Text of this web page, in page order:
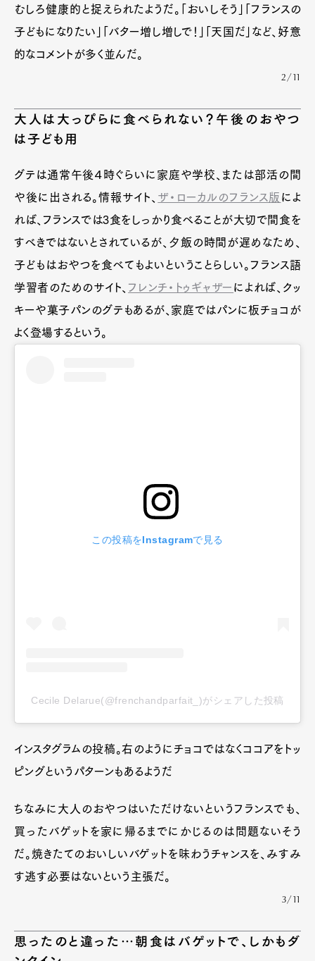
むしろ健康的と捉えられたようだ。「おいしそう」「フランスの
子どもになりたい」「バター増し増しで！」「天国だ」など、好意
的なコメントが多く並んだ。
2/11
大人は大っぴらに食べられない？午後のおやつ
は子ども用
グテは通常午後４時ぐらいに家庭や学校、または部活の間
や後に出される。情報サイト、 ザ・ローカルのフランス版 によ
れば、フランスでは3食をしっかり食べることが大切で間食を
すべきではないとされているが、夕飯の時間が遅めなため、
子どもはおやつを食べてもよいということらしい。フランス語
学習者のためのサイト、 フレンチ・トゥギャザー によれば、クッ
キーや菓子パンのグテもあるが、家庭ではパンに板チョコが
よく登場するという。
この投稿をInstagramで見る
Cecile Delarue(@frenchandparfait_)がシェアした投稿
インスタグラムの投稿。右のようにチョコではなくココアをトッ
ピングというパターンもあるようだ
ちなみに大人のおやつはいただけないというフランスでも、
買ったバゲットを家に帰るまでにかじるのは問題ないそう
だ。焼きたてのおいしいバゲットを味わうチャンスを、みすみ
す逃す必要はないという主張だ。
3/11
思ったのと違った…朝食はバゲットで、しかもダ